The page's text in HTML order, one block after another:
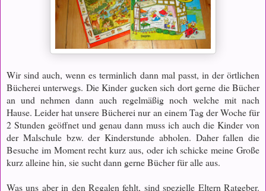
Wir sind auch, wenn es terminlich dann mal passt, in der örtlichen
Bücherei unterwegs. Die Kinder gucken sich dort gerne die Bücher
an und nehmen dann auch regelmäßig noch welche mit nach
Hause. Leider hat unsere Bücherei nur an einem Tag der Woche für
2 Stunden geöffnet und genau dann muss ich auch die Kinder von
der Malschule bzw. der Kinderstunde abholen. Daher fallen die
Besuche im Moment recht kurz aus, oder ich schicke meine Große
kurz alleine hin, sie sucht dann gerne Bücher für alle aus.
Was uns aber in den Regalen fehlt, sind spezielle Eltern Ratgeber.